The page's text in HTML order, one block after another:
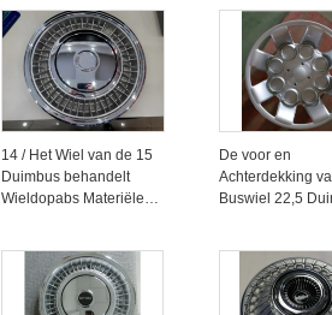
14 / Het Wiel van de 15
Duimbus behandelt
Wieldopabs Materiële
De voor en
Achterdekking
Buswiel 22,5